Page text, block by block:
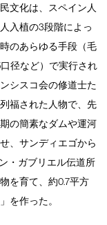
文化は、スペイン人
入植の3段階によっ
のあらゆる手段（毛
径など）で実行され
シスコ会の修道士た
福された人物で、先
の簡素なダムや運河
、サンディエゴから
・ガブリエル伝道所
を育て、約0.7平方
を作った。